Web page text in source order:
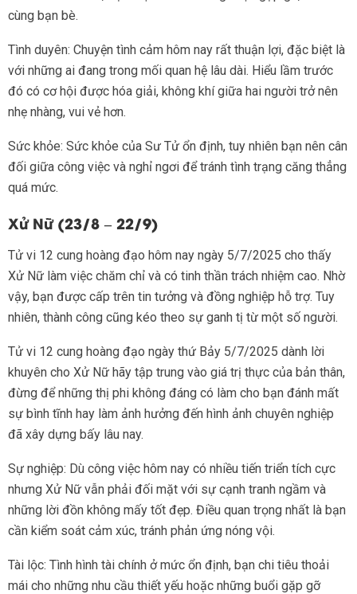
cùng bạn bè.
Tình duyên: Chuyện tình cảm hôm nay rất thuận lợi, đặc biệt là
với những ai đang trong mối quan hệ lâu dài. Hiểu lầm trước
đó có cơ hội được hóa giải, không khí giữa hai người trở nên
nhẹ nhàng, vui vẻ hơn.
Sức khỏe: Sức khỏe của Sư Tử ổn định, tuy nhiên bạn nên cân
đối giữa công việc và nghỉ ngơi để tránh tình trạng căng thẳng
quá mức.
Xử Nữ (23/8 – 22/9)
Tử vi 12 cung hoàng đạo hôm nay ngày 5/7/2025 cho thấy
Xử Nữ làm việc chăm chỉ và có tinh thần trách nhiệm cao. Nhờ
vậy, bạn được cấp trên tin tưởng và đồng nghiệp hỗ trợ. Tuy
nhiên, thành công cũng kéo theo sự ganh tị từ một số người.
Tử vi 12 cung hoàng đạo ngày thứ Bảy 5/7/2025 dành lời
khuyên cho Xử Nữ hãy tập trung vào giá trị thực của bản thân,
đừng để những thị phi không đáng có làm cho bạn đánh mất
sự bình tĩnh hay làm ảnh hưởng đến hình ảnh chuyên nghiệp
đã xây dựng bấy lâu nay.
Sự nghiệp: Dù công việc hôm nay có nhiều tiến triển tích cực
nhưng Xử Nữ vẫn phải đối mặt với sự cạnh tranh ngầm và
những lời đồn không mấy tốt đẹp. Điều quan trọng nhất là bạn
cần kiểm soát cảm xúc, tránh phản ứng nóng vội.
Tài lộc: Tình hình tài chính ở mức ổn định, bạn chi tiêu thoải
mái cho những nhu cầu thiết yếu hoặc những buổi gặp gỡ